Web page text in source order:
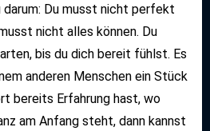
darum: Du musst nicht perfekt
nicht alles können. Du
bis du dich bereit fühlst. Es
anderen Menschen ein Stück
bereits Erfahrung hast, wo
am Anfang steht, dann kannst